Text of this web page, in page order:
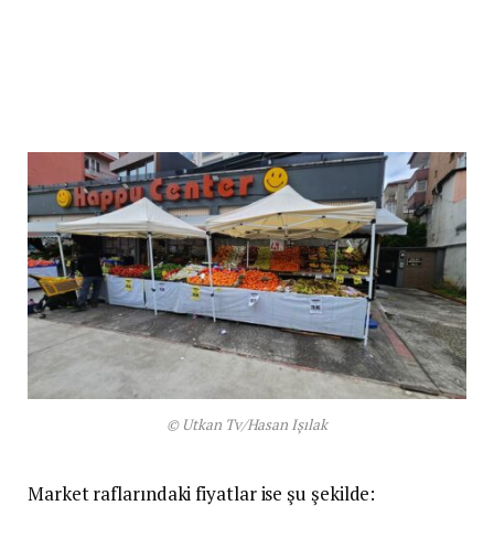
© Utkan Tv/Hasan Işılak
Market raflarındaki fiyatlar ise şu şekilde: